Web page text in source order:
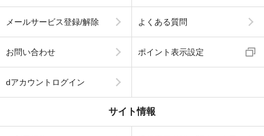
メールサービス登録/解除 よくある質問
お問い合わせ ポイント表示設定
dアカウントログイン
サイト情報